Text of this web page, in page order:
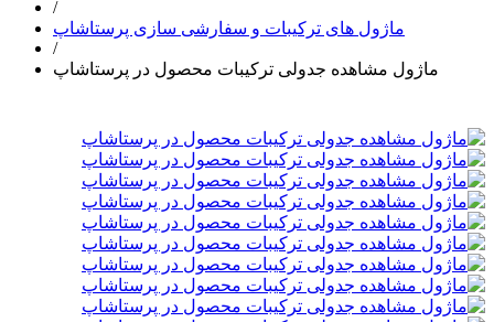
/
ماژول های ترکیبات و سفارشی سازی پرستاشاپ
/
ماژول مشاهده جدولی ترکیبات محصول در پرستاشاپ